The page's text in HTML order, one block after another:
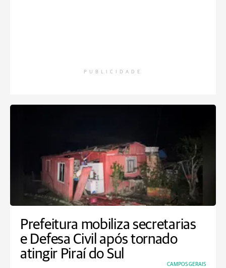
PUBLICIDADE
Prefeitura mobiliza secretarias
e Defesa Civil após tornado
atingir Piraí do Sul
CAMPOS GERAIS